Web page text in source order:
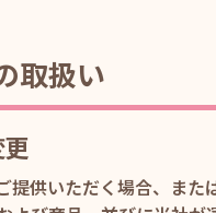
取扱い
供いただく場合、ま